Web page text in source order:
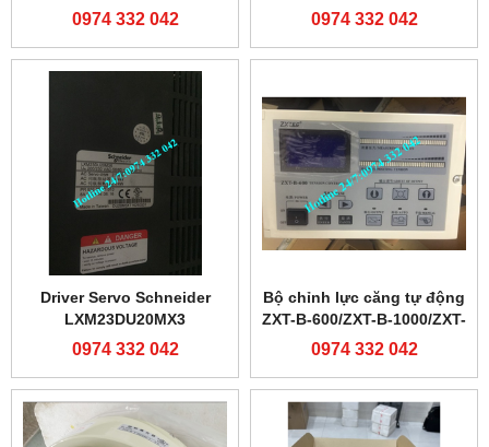
0974 332 042 0974 332 042
Driver Servo Schneider
LXM23DU20MX3
0974 332 042
Bộ chỉnh lực căng tự động
ZXT-B-600/ZXT-B-1000/ZXT-
C-600/ZXT-C-1000
0974 332 042